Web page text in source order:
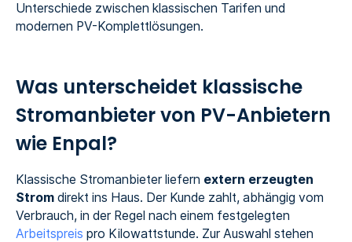
Unterschiede zwischen klassischen Tarifen und
modernen PV-Komplettlösungen.
Was unterscheidet klassische
Stromanbieter von PV-Anbietern
wie Enpal?
Klassische Stromanbieter liefern extern erzeugten
Stromdirekt ins Haus. Der Kunde zahlt, abhängig vom
Verbrauch, in der Regel nach einem festgelegten
Arbeitspreis pro Kilowattstunde. Zur Auswahl stehen